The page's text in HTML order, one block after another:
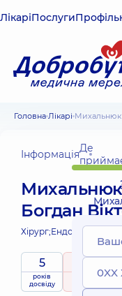
ЛікаріПослуги
Головна Лікарі
ІнформаціяДе
Михальнюк
Богдан
Хірург;Ендоскопіст;
5
років
досвіду
рейтингна